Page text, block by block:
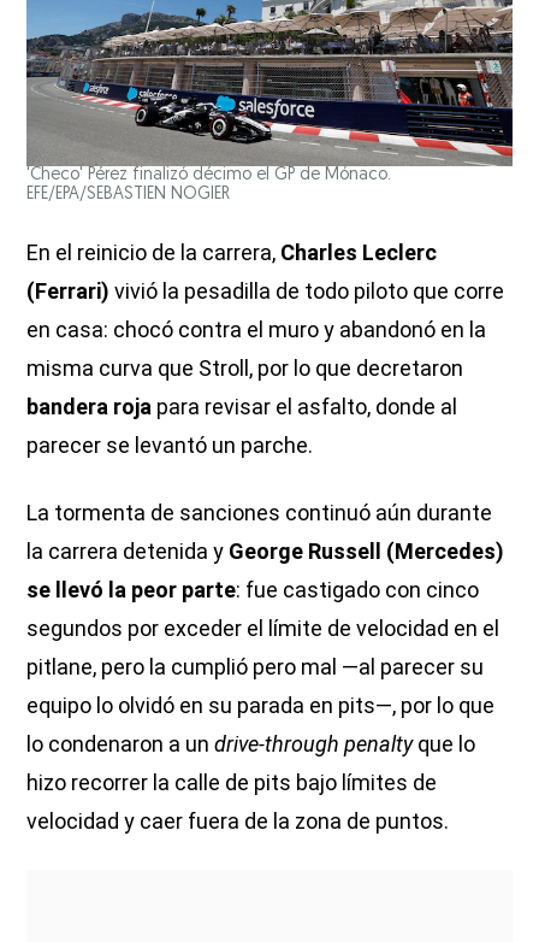
'Checo' Pérez finalizó décimo el GP de Mónaco.
EFE/EPA/SEBASTIEN NOGIER
En el reinicio de la carrera, Charles Leclerc
(Ferrari) vivió la pesadilla de todo piloto que corre
en casa: chocó contra el muro y abandonó en la
misma curva que Stroll, por lo que decretaron
bandera roja para revisar el asfalto, donde al
parecer se levantó un parche.
La tormenta de sanciones continuó aún durante
la carrera detenida y George Russell (Mercedes)
se llevó la peor parte: fue castigado con cinco
segundos por exceder el límite de velocidad en el
pitlane, pero la cumplió pero mal —al parecer su
equipo lo olvidó en su parada en pits—, por lo que
lo condenaron a undrive-through penaltyque lo
hizo recorrer la calle de pits bajo límites de
velocidad y caer fuera de la zona de puntos.